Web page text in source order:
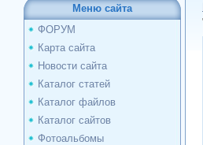
Меню сайта
ФОРУМ
Карта сайта
Новости сайта
Каталог статей
Каталог файлов
Каталог сайтов
Фотоальбомы